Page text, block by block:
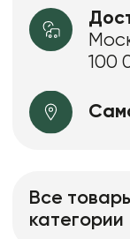
100
Все
категории